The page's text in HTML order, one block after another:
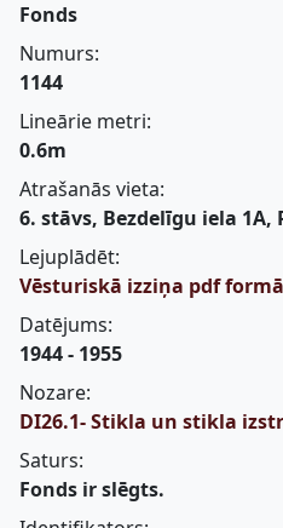
Fonds
Numurs:
1144
Lineārie metri:
0.6m
Atrašanās vieta:
6. stāvs, Bezdelīgu iela 1A,
Lejuplādēt:
Vēsturiskā izziņa pdf
Datējums:
1944 - 1955
Nozare:
DI26.1- Stikla un stikla
Saturs:
Fonds ir slēgts.